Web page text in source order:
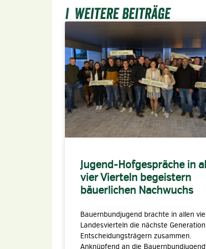
Weitere Beiträge
Jugend-Hofgespräche in
vier Vierteln begeistern
bäuerlichen Nachwuchs
Bauernbundjugend brachte in allen
Landesvierteln die nächste
Entscheidungsträgern zusammen.
Anknüpfend an die